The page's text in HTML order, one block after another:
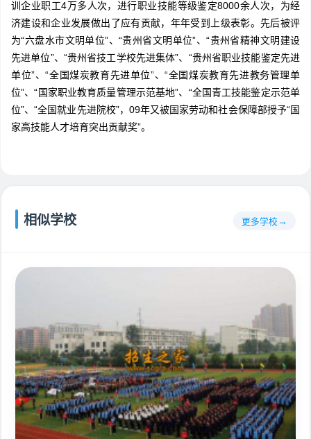
训企业职工4万多人次，进行职业技能等级鉴定8000余人次，为经
济建设和企业发展做出了应有贡献，年年受到上级表彰。先后被评
为“六盘水市文明单位”、“贵州省文明单位”、“贵州省精神文明建设
先进单位”、“贵州省技工学校先进集体”、“贵州省职业技能鉴定先进
单位”、“全国煤炭教育先进单位”、“全国煤炭教育先进教务管理单
位”、“国家职业教育质量管理示范基地”、“全国青工技能鉴定示范单
位”、“全国就业先进院校”，09年又被国家劳动和社会保障部授予“国
家高技能人才培育突出贡献奖”。
相似学校 更多学校